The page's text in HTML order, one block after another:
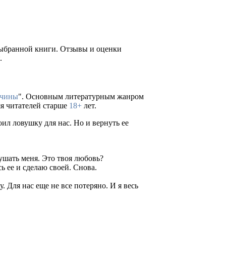
книги. Отзывы и оценки
". Основным литературным жанром
читателей старше 18+ лет.
ловушку для нас. Но и вернуть ее
меня. Это твоя любовь?
ее и сделаю своей. Снова.
Для нас еще не все потеряно. И я весь